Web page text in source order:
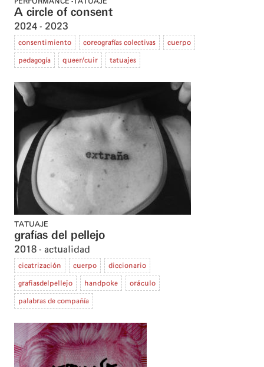
A circle of consent
2024 2023
consentimiento coreografías colectivas cuerpo
pedagogía queer/cuir tatuajes
TATUAJE
grafías del pellejo
2018 actualidad
cicatrización cuerpo diccionario
grafiasdelpellejo handpoke oráculo
palabras de compañía